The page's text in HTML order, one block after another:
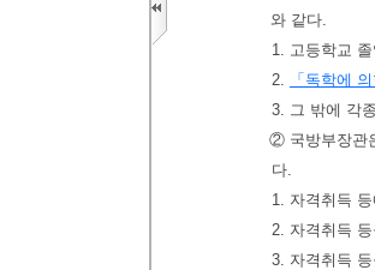
와 같다.
1. 고등학교
2.
「독학에
3. 그 밖에 각
② 국방부장관
다.
1. 자격취득
2. 자격취득
3. 자격취득